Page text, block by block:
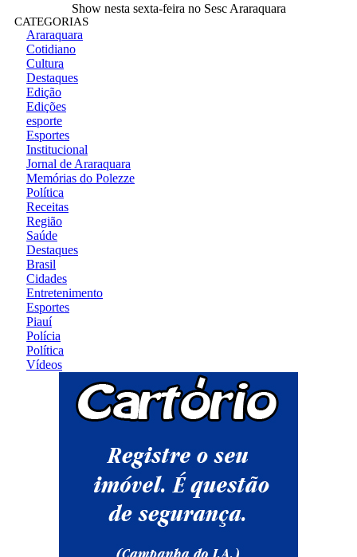
Show nesta sexta-feira no Sesc Araraquara
CATEGORIAS
Araraquara
Cotidiano
Cultura
Destaques
Edição
Edições
esporte
Esportes
Institucional
Jornal de Araraquara
Memórias do Polezze
Política
Receitas
Região
Saúde
Destaques
Brasil
Cidades
Entretenimento
Esportes
Piauí
Polícia
Política
Vídeos